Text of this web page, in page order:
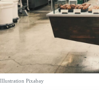
Illustration Pixabay